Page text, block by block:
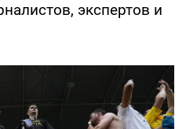
экспертов и